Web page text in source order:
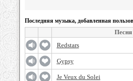
Последняя музыка, добавленная
Песня
Redstars
Gypsy
Je Veux du Solei